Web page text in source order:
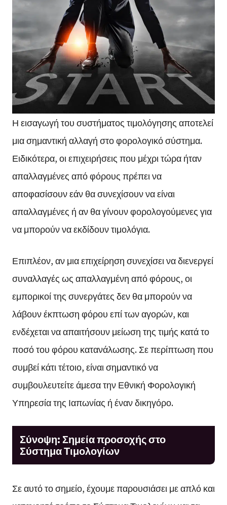
Η εισαγωγή του συστήματος τιμολόγησης αποτελεί
μια σημαντική αλλαγή στο φορολογικό σύστημα.
Ειδικότερα, οι επιχειρήσεις που μέχρι τώρα ήταν
απαλλαγμένες από φόρους πρέπει να
αποφασίσουν εάν θα συνεχίσουν να είναι
απαλλαγμένες ή αν θα γίνουν φορολογούμενες για
να μπορούν να εκδίδουν τιμολόγια.
Επιπλέον, αν μια επιχείρηση συνεχίσει να διενεργεί
συναλλαγές ως απαλλαγμένη από φόρους, οι
εμπορικοί της συνεργάτες δεν θα μπορούν να
λάβουν έκπτωση φόρου επί των αγορών, και
ενδέχεται να απαιτήσουν μείωση της τιμής κατά το
ποσό του φόρου κατανάλωσης. Σε περίπτωση που
συμβεί κάτι τέτοιο, είναι σημαντικό να
συμβουλευτείτε άμεσα την Εθνική Φορολογική
Υπηρεσία της Ιαπωνίας ή έναν δικηγόρο.
Σύνοψη: Σημεία προσοχής στο
Σύστημα Τιμολογίων
Σε αυτό το σημείο, έχουμε παρουσιάσει με απλό και